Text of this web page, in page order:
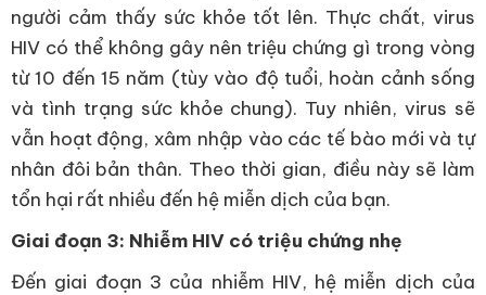
người cảm thấy sức khỏe tốt lên. Thực chất, virus
HIV có thể không gây nên triệu chứng gì trong vòng
từ 10 đến 15 năm (tùy vào độ tuổi, hoàn cảnh sống
và tình trạng sức khỏe chung). Tuy nhiên, virus sẽ
vẫn hoạt động, xâm nhập vào các tế bào mới và tự
nhân đôi bản thân. Theo thời gian, điều này sẽ làm
tổn hại rất nhiều đến hệ miễn dịch của bạn.
Giai đoạn 3: Nhiễm HIV có triệu chứng nhẹ
Đến giai đoạn 3 của nhiễm HIV, hệ miễn dịch của